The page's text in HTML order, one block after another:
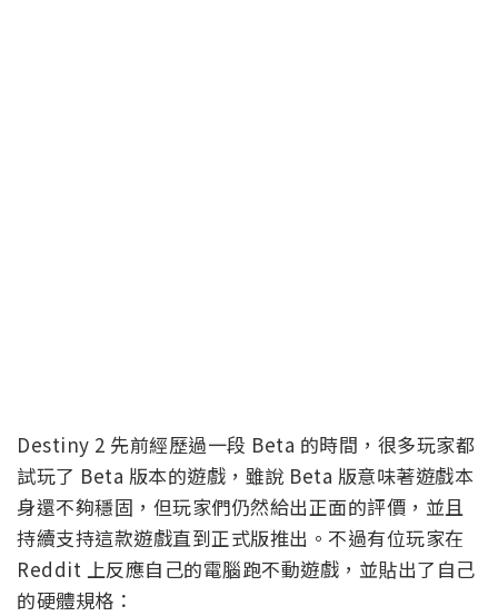
Destiny 2 先前經歷過一段 Beta 的時間，很多玩家都
試玩了 Beta 版本的遊戲，雖說 Beta 版意味著遊戲本
身還不夠穩固，但玩家們仍然給出正面的評價，並且
持續支持這款遊戲直到正式版推出。不過有位玩家在
Reddit 上反應自己的電腦跑不動遊戲，並貼出了自己
的硬體規格：